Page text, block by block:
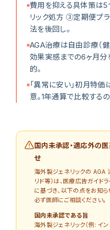
費用を抑える具体策は
リック処方 ③定期便プ
法を後回し。
AGA治療は自由診療（
効果実感までの6ヶ月
的。
「異常に安い」初月特
意。1年通算で比較する
国内未承認・適応外の
せ
海外製ジェネリックの AGA
リド等） は、医療広告ガイド
に基づき、以下の点をお知
必ず医師にご相談ください。
国内未承認である旨
海外製ジェネリック（例: イン